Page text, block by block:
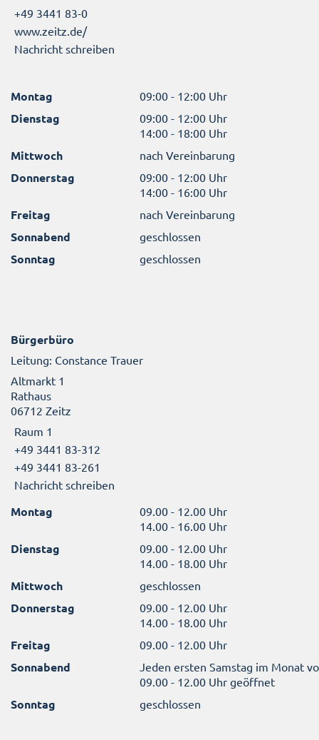
+49 3441 83-0
www.zeitz.de/
Nachricht schreiben
Montag 09:00 - 12:00 Uhr
Dienstag
09:00 - 12:00 Uhr
14:00 - 18:00 Uhr
Mittwoch nach Vereinbarung
Donnerstag
09:00 - 12:00 Uhr
14:00 - 16:00 Uhr
Freitag nach Vereinbarung
Sonnabend geschlossen
Sonntag geschlossen
Bürgerbüro
Leitung: Constance Trauer
Altmarkt 1
Rathaus
06712 Zeitz
Raum 1
+49 3441 83-312
+49 3441 83-261
Nachricht schreiben
Montag
09.00 - 12.00 Uhr
14.00 - 16.00 Uhr
Dienstag
09.00 - 12.00 Uhr
14.00 - 18.00 Uhr
Mittwoch geschlossen
Donnerstag
09.00 - 12.00 Uhr
14.00 - 18.00 Uhr
Freitag 09.00 - 12.00 Uhr
Sonnabend
Jeden ersten Samstag im Monat
09.00 - 12.00 Uhr geöffnet
Sonntag geschlossen